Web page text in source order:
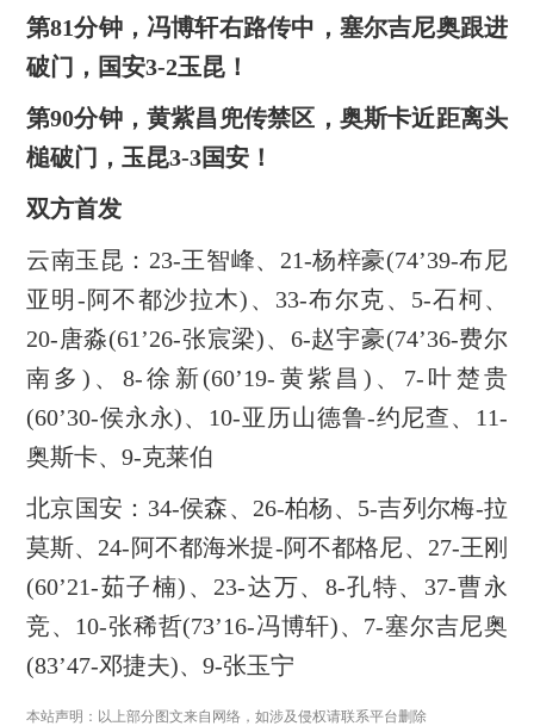
第81分钟，冯博轩右路传中，塞尔吉尼奥跟进
破门，国安3-2玉昆！
第90分钟，黄紫昌兜传禁区，奥斯卡近距离头
槌破门，玉昆3-3国安！
双方首发
云南玉昆：23-王智峰、21-杨梓豪(74’39-布尼
亚明-阿不都沙拉木)、33-布尔克、5-石柯、
20-唐淼(61’26-张宸梁)、6-赵宇豪(74’36-费尔
南多)、8-徐新(60’19-黄紫昌)、7-叶楚贵
(60’30-侯永永)、10-亚历山德鲁-约尼查、11-
奥斯卡、9-克莱伯
北京国安：34-侯森、26-柏杨、5-吉列尔梅-拉
莫斯、24-阿不都海米提-阿不都格尼、27-王刚
(60’21-茹子楠)、23-达万、8-孔特、37-曹永
竞、10-张稀哲(73’16-冯博轩)、7-塞尔吉尼奥
(83’47-邓捷夫)、9-张玉宁
本站声明：以上部分图文来自网络，如涉及侵权请联系平台删除